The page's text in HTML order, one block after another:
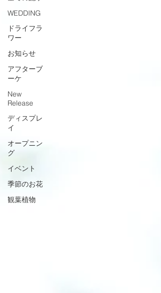
WEDDING
ドライフラ
ワー
お知らせ
アフターブ
ーケ
New
Release
ディスプレ
イ
オープニン
グ
イベント
季節のお花
観葉植物